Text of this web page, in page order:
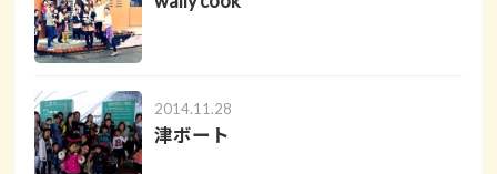
2014.11.28
津ボート